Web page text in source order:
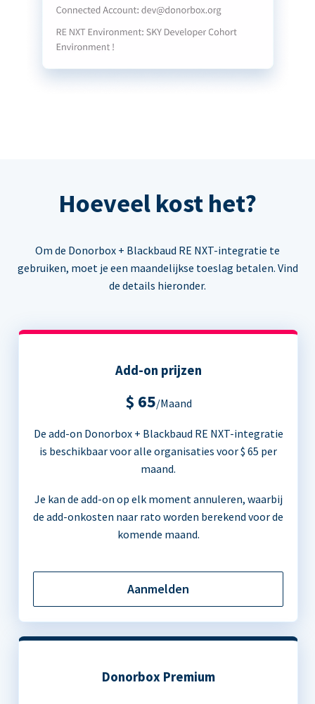
Hoeveel kost het?
Om de Donorbox + Blackbaud RE NXT-integratie te
gebruiken, moet je een maandelijkse toeslag betalen. Vind
de details hieronder.
Add-on prijzen
$ 65/Maand
De add-on Donorbox + Blackbaud RE NXT-integratie
is beschikbaar voor alle organisaties voor $ 65 per
maand.
Je kan de add-on op elk moment annuleren, waarbij
de add-onkosten naar rato worden berekend voor de
komende maand.
Aanmelden
Donorbox Premium